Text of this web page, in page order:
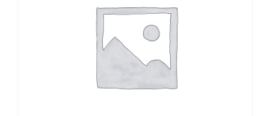
gekozen
op
de
productpagina